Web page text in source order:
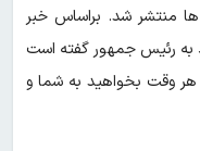
منتشر شد. براساس خبر
به رئیس جمهور گفته است
وقت بخواهید به شما و